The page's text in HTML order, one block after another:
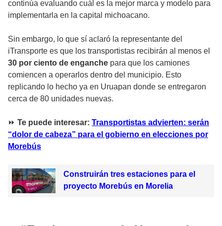
continúa evaluando cuál es la mejor marca y modelo para
implementarla en la capital michoacano.
Sin embargo, lo que sí aclaró la representante del
iTransporte es que los transportistas recibirán al menos el
30 por ciento de enganche para que los camiones
comiencen a operarlos dentro del municipio. Esto
replicando lo hecho ya en Uruapan donde se entregaron
cerca de 80 unidades nuevas.
⏩ Te puede interesar: Transportistas advierten: serán
“dolor de cabeza” para el gobierno en elecciones por
Morebús
Construirán tres estaciones para el
proyecto Morebús en Morelia